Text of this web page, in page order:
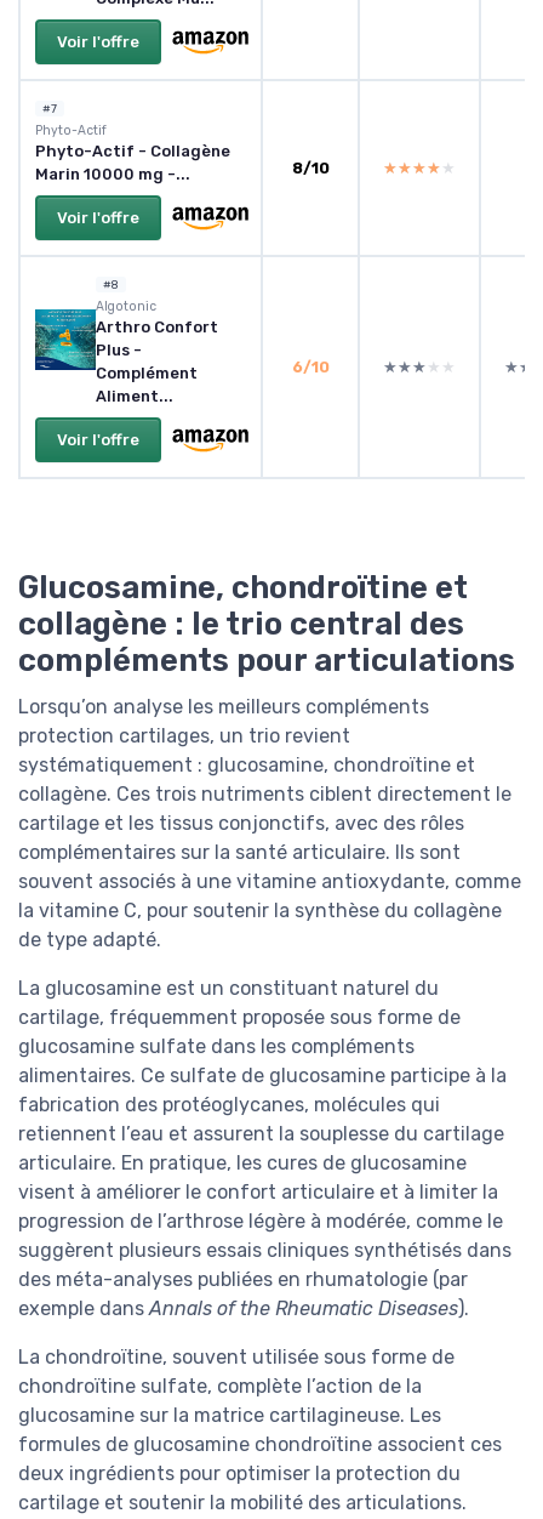
Voir l'offre
#7
Phyto-Actif
Phyto-Actif - Collagène
Marin 10000 mg -...
Voir l'offre
8/10 ★★★★★
★★★★★
#8
Algotonic
Arthro Confort
Plus -
Complément
Aliment...
Voir l'offre
6/10 ★★★★★
★★★★★
Glucosamine, chondroïtine et
collagène : le trio central des
compléments pour articulations
Lorsqu’on analyse les meilleurs compléments
protection cartilages, un trio revient
systématiquement : glucosamine, chondroïtine et
collagène. Ces trois nutriments ciblent directement le
cartilage et les tissus conjonctifs, avec des rôles
complémentaires sur la santé articulaire. Ils sont
souvent associés à une vitamine antioxydante, comme
la vitamine C, pour soutenir la synthèse du collagène
de type adapté.
La glucosamine est un constituant naturel du
cartilage, fréquemment proposée sous forme de
glucosamine sulfate dans les compléments
alimentaires. Ce sulfate de glucosamine participe à la
fabrication des protéoglycanes, molécules qui
retiennent l’eau et assurent la souplesse du cartilage
articulaire. En pratique, les cures de glucosamine
visent à améliorer le confort articulaire et à limiter la
progression de l’arthrose légère à modérée, comme le
suggèrent plusieurs essais cliniques synthétisés dans
des méta-analyses publiées en rhumatologie (par
exemple dansAnnals of the Rheumatic Diseases).
La chondroïtine, souvent utilisée sous forme de
chondroïtine sulfate, complète l’action de la
glucosamine sur la matrice cartilagineuse. Les
formules de glucosamine chondroïtine associent ces
deux ingrédients pour optimiser la protection du
cartilage et soutenir la mobilité des articulations.